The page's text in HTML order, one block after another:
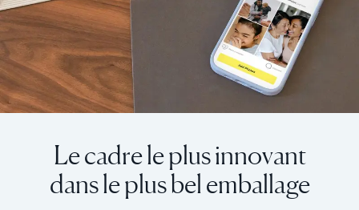
Le cadre le plus innovant
dans le plus bel emballage